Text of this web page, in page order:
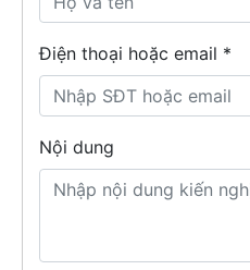
Điện thoại hoặc email *
Nội dung